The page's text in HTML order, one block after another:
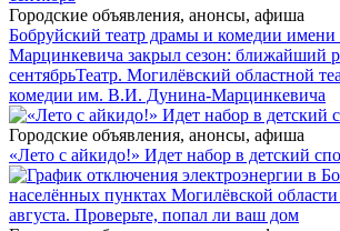
Городские объявления, анонсы, афиша
Бобруйский театр драмы и комедии
Марцинкевича закрыл сезон: ближайший
сентябрьТеатр. Могилёвский областной
комедии им. В.И. Дунина-Марцинкевича
Городские объявления, анонсы, афиша
«Лето с айкидо!» Идет набор в детский